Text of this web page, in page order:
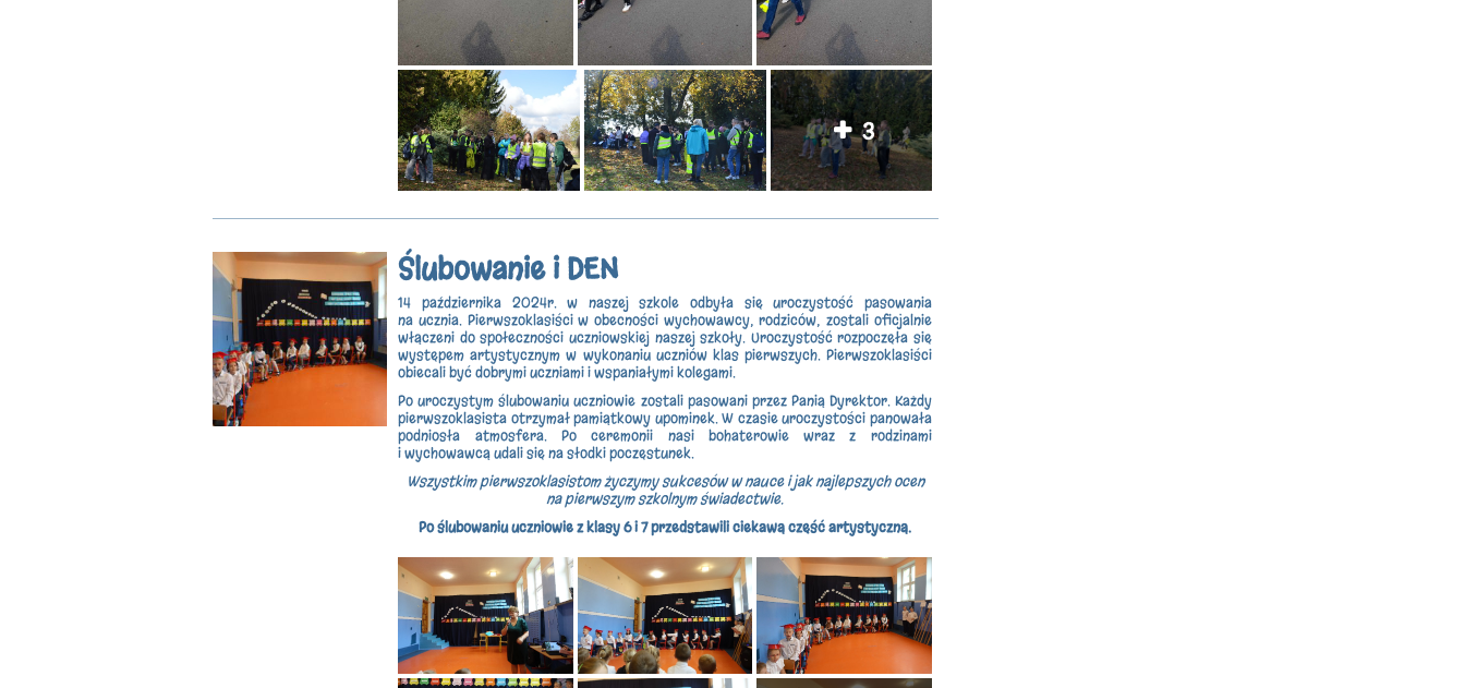
3
Ślubowanie i DEN
14 października 2024r. w naszej szkole odbyła się uroczystość pasowania
na ucznia. Pierwszoklasiści w obecności wychowawcy, rodziców, zostali oficjalnie
włączeni do społeczności uczniowskiej naszej szkoły. Uroczystość rozpoczęła się
występem artystycznym w wykonaniu uczniów klas pierwszych. Pierwszoklasiści
obiecali być dobrymi uczniami i wspaniałymi kolegami.
Po uroczystym ślubowaniu uczniowie zostali pasowani przez Panią Dyrektor. Każdy
pierwszoklasista otrzymał pamiątkowy upominek. W czasie uroczystości panowała
podniosła atmosfera. Po ceremonii nasi bohaterowie wraz z rodzinami
i wychowawcą udali się na słodki poczęstunek.
Wszystkim pierwszoklasistom życzymy sukcesów w nauce i jak najlepszych ocen
na pierwszym szkolnym świadectwie.
Po ślubowaniu uczniowie z klasy 6 i 7 przedstawili ciekawą część artystyczną.